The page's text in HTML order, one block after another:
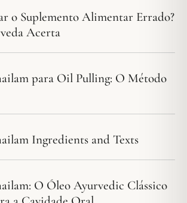
o Suplemento Alimentar Errado?
Acerta
para Oil Pulling: O Método
Ingredients and Texts
O Óleo Ayurvedic Clássico